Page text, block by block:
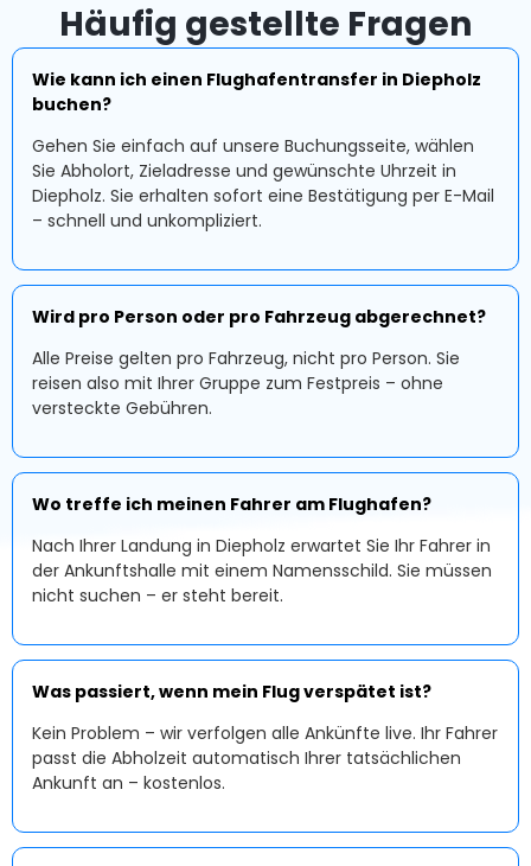
Häufig gestellte Fragen
Wie kann ich einen Flughafentransfer in Diepholz
buchen?
Gehen Sie einfach auf unsere Buchungsseite, wählen
Sie Abholort, Zieladresse und gewünschte Uhrzeit in
Diepholz. Sie erhalten sofort eine Bestätigung per E-Mail
– schnell und unkompliziert.
Wird pro Person oder pro Fahrzeug abgerechnet?
Alle Preise gelten pro Fahrzeug, nicht pro Person. Sie
reisen also mit Ihrer Gruppe zum Festpreis – ohne
versteckte Gebühren.
Wo treffe ich meinen Fahrer am Flughafen?
Nach Ihrer Landung in Diepholz erwartet Sie Ihr Fahrer in
der Ankunftshalle mit einem Namensschild. Sie müssen
nicht suchen – er steht bereit.
Was passiert, wenn mein Flug verspätet ist?
Kein Problem – wir verfolgen alle Ankünfte live. Ihr Fahrer
passt die Abholzeit automatisch Ihrer tatsächlichen
Ankunft an – kostenlos.